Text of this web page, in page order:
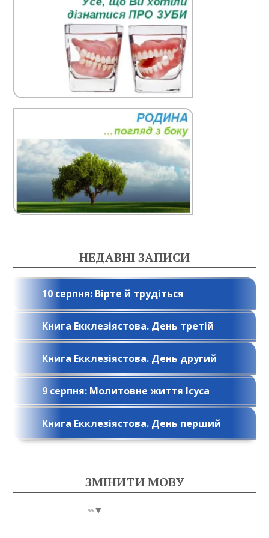
НЕДАВНІ ЗАПИСИ
10 серпня: Вірте й трудіться
Книга Екклезіястова. День третій
Книга Екклезіястова. День другий
9 серпня: Молитовне життя Ісуса
Книга Екклезіястова. День перший
ЗМІНИТИ МОВУ
Select Language ▼